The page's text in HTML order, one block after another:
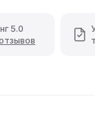
5.0